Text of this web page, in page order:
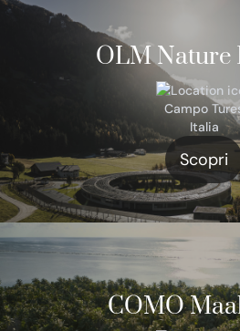
OLM Nature
Campo
Italia
Scopri
COMO